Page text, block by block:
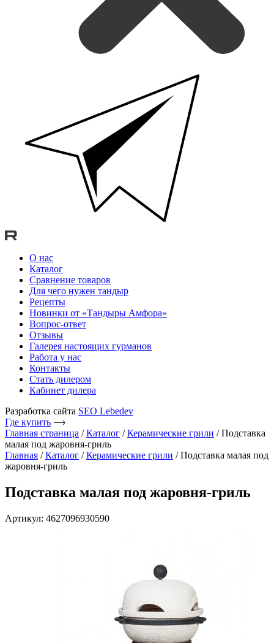
О нас
Каталог
Сравнение товаров
Для чего нужен тандыр
Рецепты
Новинки от «Тандыры Амфора»
Вопрос-ответ
Отзывы
Галерея настоящих гурманов
Работа у нас
Контакты
Стать дилером
Кабинет дилера
Разработка сайта SEO Lebedev
Где купить
Главная страница /Каталог /Керамические грили /Подставка
малая под жаровня-гриль
Главная /Каталог /Керамические грили / Подставка малая под
жаровня-гриль
Подставка малая под жаровня-гриль
Артикул: 4627096930590